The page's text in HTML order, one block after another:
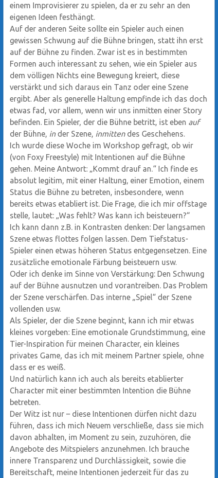
einem Improvisierer zu spielen, da er zu sehr an den
eigenen Ideen festhängt.
Auf der anderen Seite sollte ein Spieler auch einen
gewissen Schwung auf die Bühne bringen, statt ihn erst
auf der Bühne zu finden. Zwar ist es in bestimmten
Formen auch interessant zu sehen, wie ein Spieler aus
dem völligen Nichts eine Bewegung kreiert, diese
verstärkt und sich daraus ein Tanz oder eine Szene
ergibt. Aber als generelle Haltung empfinde ich das doch
etwas fad, vor allem, wenn wir uns inmitten einer Story
befinden. Ein Spieler, der die Bühne betritt, ist eben auf
der Bühne, in der Szene, inmitten des Geschehens.
Ich wurde diese Woche im Workshop gefragt, ob wir
(von Foxy Freestyle) mit Intentionen auf die Bühne
gehen. Meine Antwort: „Kommt drauf an.“ Ich finde es
absolut legitim, mit einer Haltung, einer Emotion, einem
Status die Bühne zu betreten, insbesondere, wenn
bereits etwas etabliert ist. Die Frage, die ich mir offstage
stelle, lautet: „Was fehlt? Was kann ich beisteuern?“
Ich kann dann z.B. in Kontrasten denken: Der langsamen
Szene etwas flottes folgen lassen. Dem Tiefstatus-
Spieler einen etwas höheren Status entgegensetzen. Eine
zusätzliche emotionale Färbung beisteuern usw.
Oder ich denke im Sinne von Verstärkung: Den Schwung
auf der Bühne ausnutzen und vorantreiben. Das Problem
der Szene verschärfen. Das interne „Spiel“ der Szene
vollenden usw.
Als Spieler, der die Szene beginnt, kann ich mir etwas
kleines vorgeben: Eine emotionale Grundstimmung, eine
Tier-Inspiration für meinen Character, ein kleines
privates Game, das ich mit meinem Partner spiele, ohne
dass er es weiß.
Und natürlich kann ich auch als bereits etablierter
Character mit einer bestimmten Intention die Bühne
betreten.
Der Witz ist nur – diese Intentionen dürfen nicht dazu
führen, dass ich mich Neuem verschließe, dass sie mich
davon abhalten, im Moment zu sein, zuzuhören, die
Angebote des Mitspielers anzunehmen. Ich brauche
innere Transparenz und Durchlässigkeit, sowie die
Bereitschaft, meine Intentionen jederzeit für das zu